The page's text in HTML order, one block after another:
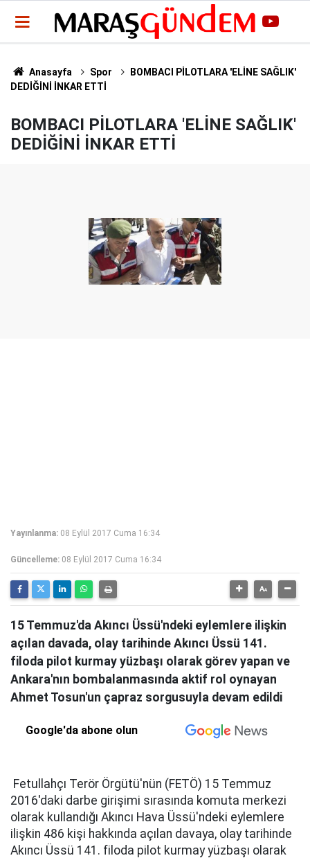
Anasayfa Spor
BOMBACI PİLOTLARA 'ELİNE SAĞLIK'
DEDİĞİNİ İNKAR ETTİ
BOMBACI PİLOTLARA 'ELİNE SAĞLIK'
DEDİĞİNİ İNKAR ETTİ
Yayınlanma: 08 Eylül 2017 Cuma 16:34
Güncelleme: 08 Eylül 2017 Cuma 16:34
15 Temmuz'da Akıncı Üssü'ndeki eylemlere ilişkin
açılan davada, olay tarihinde Akıncı Üssü 141.
filoda pilot kurmay yüzbaşı olarak görev yapan ve
Ankara'nın bombalanmasında aktif rol oynayan
Ahmet Tosun'un çapraz sorgusuyla devam edildi
Google'da abone olun
Fetullahçı Terör Örgütü'nün (FETÖ) 15 Temmuz
2016'daki darbe girişimi sırasında komuta merkezi
olarak kullandığı Akıncı Hava Üssü'ndeki eylemlere
ilişkin 486 kişi hakkında açılan davaya, olay tarihinde
Akıncı Üssü 141. filoda pilot kurmay yüzbaşı olarak